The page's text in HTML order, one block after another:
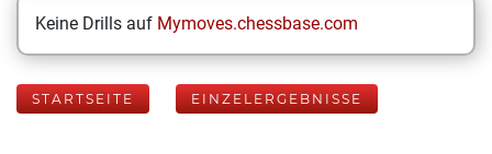
Keine Drills auf Mymoves.chessbase.com
STARTSEITE EINZELERGEBNISSE